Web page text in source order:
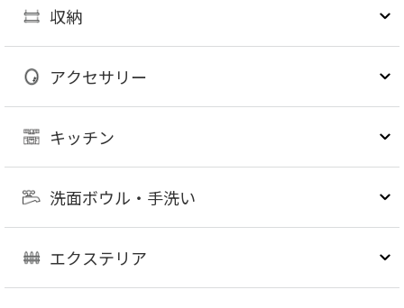
収納
アクセサリー
キッチン
洗面ボウル・手洗い
エクステリア